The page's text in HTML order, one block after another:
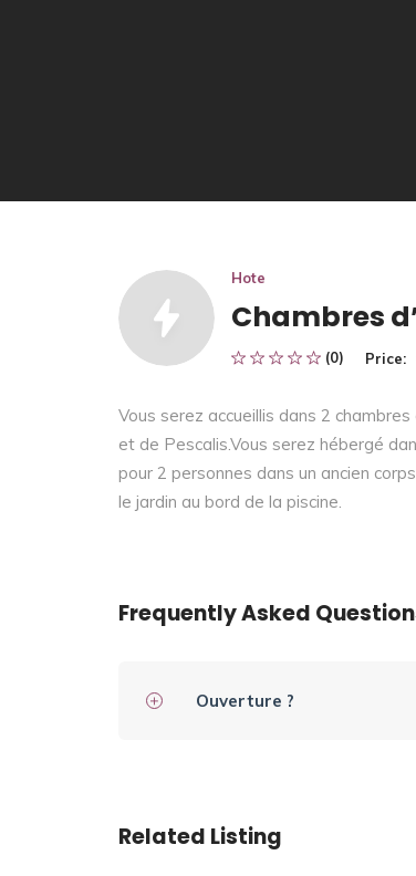
Hote
Chambres
(0) Price:
Vous serez accueillis dans 2
et de Pescalis.Vous serez hébergé
pour 2 personnes dans un ancien
le jardin au bord de la piscine.
Frequently Asked
Ouverture ?
Related Listing